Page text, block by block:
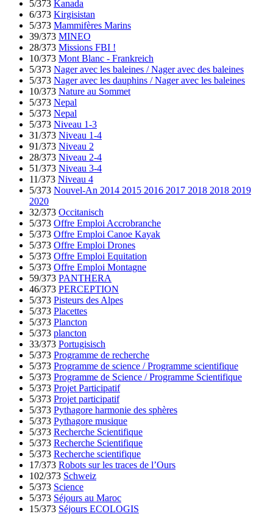
5/373 Kanada
6/373 Kirgisistan
5/373 Mammifères Marins
39/373 MINEO
28/373 Missions FBI !
10/373 Mont Blanc - Frankreich
5/373 Nager avec les baleines / Nager avec des baleines
5/373 Nager avec les dauphins / Nager avec les baleines
10/373 Nature au Sommet
5/373 Nepal
5/373 Nepal
5/373 Niveau 1-3
31/373 Niveau 1-4
91/373 Niveau 2
28/373 Niveau 2-4
51/373 Niveau 3-4
11/373 Niveau 4
5/373 Nouvel-An 2014 2015 2016 2017 2018 2018 2019
2020
32/373 Occitanisch
5/373 Offre Emploi Accrobranche
5/373 Offre Emploi Canoe Kayak
5/373 Offre Emploi Drones
5/373 Offre Emploi Equitation
5/373 Offre Emploi Montagne
59/373 PANTHERA
46/373 PERCEPTION
5/373 Pisteurs des Alpes
5/373 Placettes
5/373 Plancton
5/373 plancton
33/373 Portugisisch
5/373 Programme de recherche
5/373 Programme de science / Programme scientifique
5/373 Programme de Science / Programme Scientifique
5/373 Projet Participatif
5/373 Projet participatif
5/373 Pythagore harmonie des sphères
5/373 Pythagore musique
5/373 Recherche Scientifique
5/373 Recherche Scientifique
5/373 Recherche scientifique
17/373 Robots sur les traces de l’Ours
102/373 Schweiz
5/373 Science
5/373 Séjours au Maroc
15/373 Séjours ECOLOGIS